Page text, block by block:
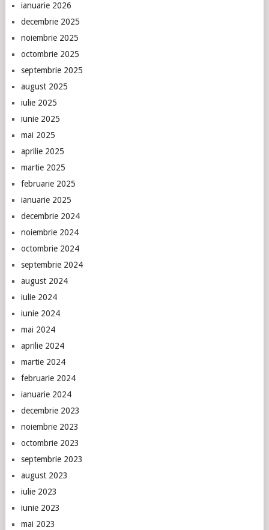
ianuarie 2026
decembrie 2025
noiembrie 2025
octombrie 2025
septembrie 2025
august 2025
iulie 2025
iunie 2025
mai 2025
aprilie 2025
martie 2025
februarie 2025
ianuarie 2025
decembrie 2024
noiembrie 2024
octombrie 2024
septembrie 2024
august 2024
iulie 2024
iunie 2024
mai 2024
aprilie 2024
martie 2024
februarie 2024
ianuarie 2024
decembrie 2023
noiembrie 2023
octombrie 2023
septembrie 2023
august 2023
iulie 2023
iunie 2023
mai 2023